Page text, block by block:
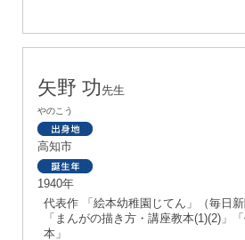
矢野 功先生
やのこう
高知市
1940年
代表作 「絵本幼稚園じてん」（毎日新
「まんがの描き方・講座教本(1)(2)」
本」